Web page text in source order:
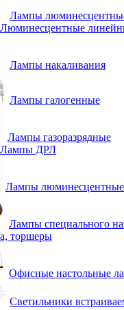
Лампы
Люминесцентные
Лампы накаливания
Лампы галогенные
Лампы газоразрядные
Лампы ДРЛ
Лампы
Лампы специального
торшеры
Офисные настольные
Светильники